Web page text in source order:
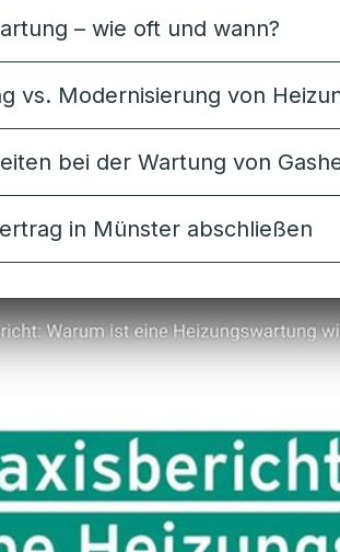
– wie oft und wann?
vs. Modernisierung von
bei der Wartung von
in Münster abschließen